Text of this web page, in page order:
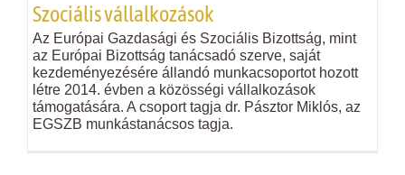
Szociális vállalkozások
Az Európai Gazdasági és Szociális Bizottság, mint
az Európai Bizottság tanácsadó szerve, saját
kezdeményezésére állandó munkacsoportot hozott
létre 2014. évben a közösségi vállalkozások
támogatására. A csoport tagja dr. Pásztor Miklós, az
EGSZB munkástanácsos tagja.